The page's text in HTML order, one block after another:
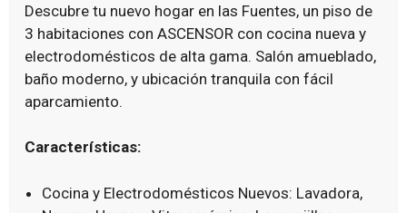
Descubre tu nuevo hogar en las Fuentes, un piso de
3 habitaciones con ASCENSOR con cocina nueva y
electrodomésticos de alta gama. Salón amueblado,
baño moderno, y ubicación tranquila con fácil
aparcamiento.
Características:
Cocina y Electrodomésticos Nuevos: Lavadora,